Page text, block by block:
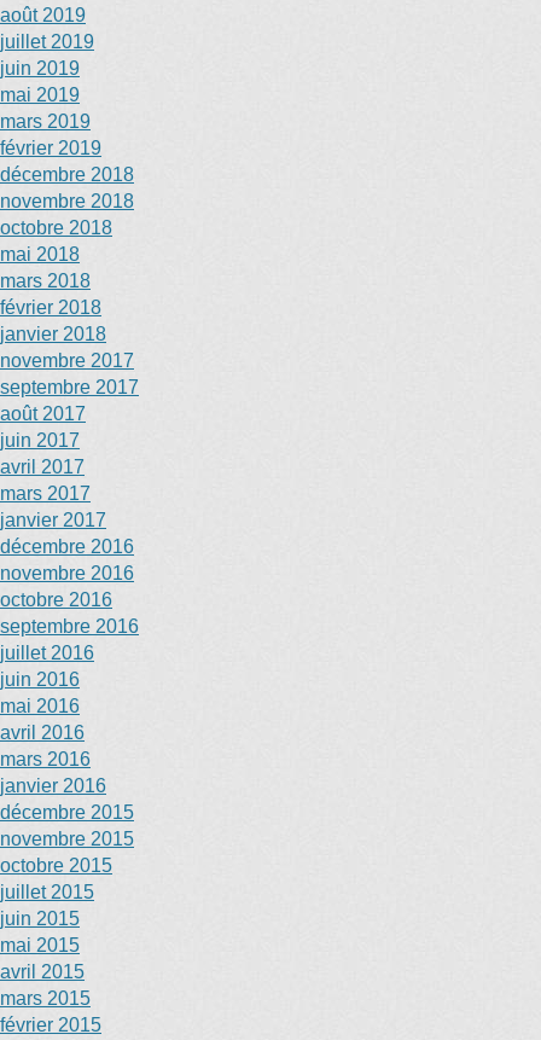
août 2019
juillet 2019
juin 2019
mai 2019
mars 2019
février 2019
décembre 2018
novembre 2018
octobre 2018
mai 2018
mars 2018
février 2018
janvier 2018
novembre 2017
septembre 2017
août 2017
juin 2017
avril 2017
mars 2017
janvier 2017
décembre 2016
novembre 2016
octobre 2016
septembre 2016
juillet 2016
juin 2016
mai 2016
avril 2016
mars 2016
janvier 2016
décembre 2015
novembre 2015
octobre 2015
juillet 2015
juin 2015
mai 2015
avril 2015
mars 2015
février 2015